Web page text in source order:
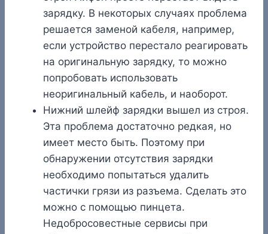
зарядку. В некоторых случаях проблема
решается заменой кабеля, например,
если устройство перестало реагировать
на оригинальную зарядку, то можно
попробовать использовать
неоригинальный кабель, и наоборот.
Нижний шлейф зарядки вышел из строя.
Эта проблема достаточно редкая, но
имеет место быть. Поэтому при
обнаружении отсутствия зарядки
необходимо попытаться удалить
частички грязи из разъема. Сделать это
можно с помощью пинцета.
Недобросовестные сервисы при